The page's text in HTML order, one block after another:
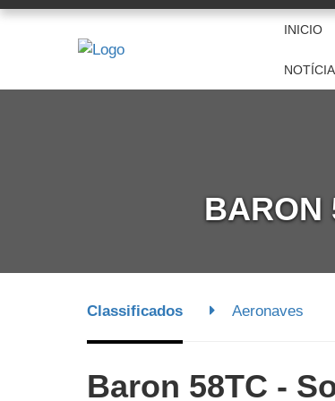
INICIO
BARON
Classificados Aeronaves
Baron 58TC -